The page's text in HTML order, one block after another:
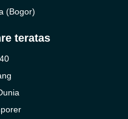
(Bogor)
teratas